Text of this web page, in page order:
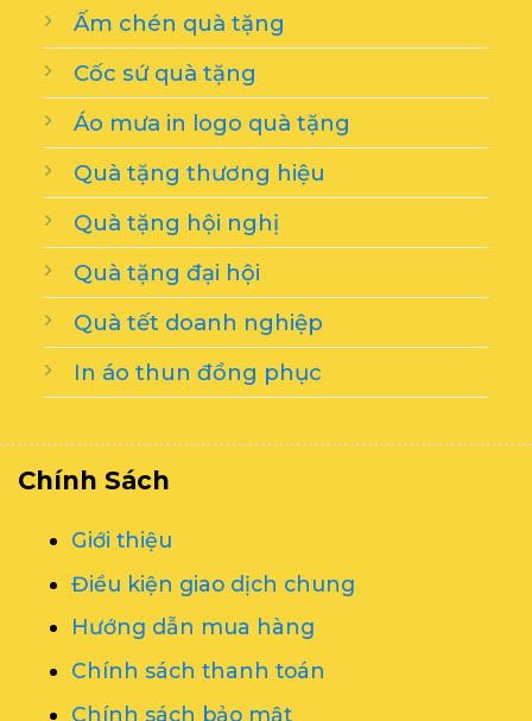
Ấm chén quà tặng
Cốc sứ quà tặng
Áo mưa in logo quà tặng
Quà tặng thương hiệu
Quà tặng hội nghị
Quà tặng đại hội
Quà tết doanh nghiệp
In áo thun đồng phục
Chính Sách
Giới thiệu
Điều kiện giao dịch chung
Hướng dẫn mua hàng
Chính sách thanh toán
Chính sách bảo mật